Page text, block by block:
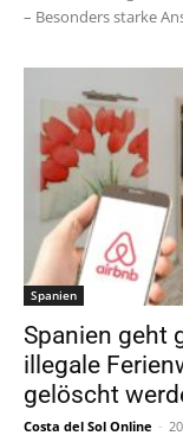
– Besonders starke
Spanien
Spanien geht
illegale
gelöscht
Costa del Sol Online -